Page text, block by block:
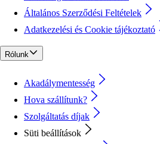
Általános Szerződési Feltételek
Adatkezelési és Cookie tájékoztató
Rólunk
Akadálymentesség
Hova szállítunk?
Szolgáltatás díjak
Süti beállítások